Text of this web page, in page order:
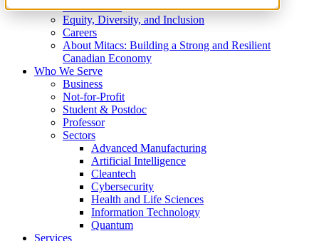
What We Do
Equity, Diversity, and Inclusion
Careers
About Mitacs: Building a Strong and Resilient
Canadian Economy
Who We Serve
Business
Not-for-Profit
Student & Postdoc
Professor
Sectors
Advanced Manufacturing
Artificial Intelligence
Cleantech
Cybersecurity
Health and Life Sciences
Information Technology
Quantum
Services